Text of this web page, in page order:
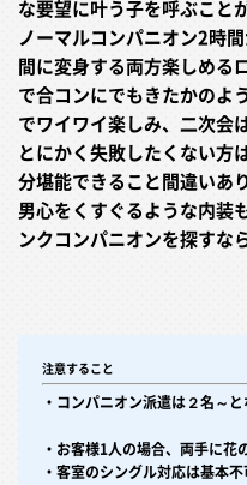
な要望に叶う子を呼ぶこと
ノーマルコンパニオン2時
間に変身する両方楽しめる
で合コンにでもきたかのよ
でワイワイ楽しみ、二次会
とにかく失敗したくない方
分堪能できること間違いあ
男心をくすぐるような内装
ンクコンパニオンを探すな
注意すること
・コンパニオン派遣は２名～
・お客様1人の場合、両手に
・客室のシングル対応は基本